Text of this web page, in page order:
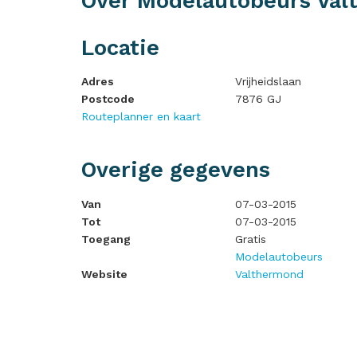
Locatie
Adres
Vrijheidslaan
Postcode
7876 GJ
Routeplanner en kaart
Overige gegevens
Van
07-03-2015
Tot
07-03-2015
Toegang
Gratis
Website
Modelautobeurs
Valthermond